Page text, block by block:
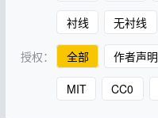
衬线 无衬线
授权： 全部 作者声明
MIT CC0